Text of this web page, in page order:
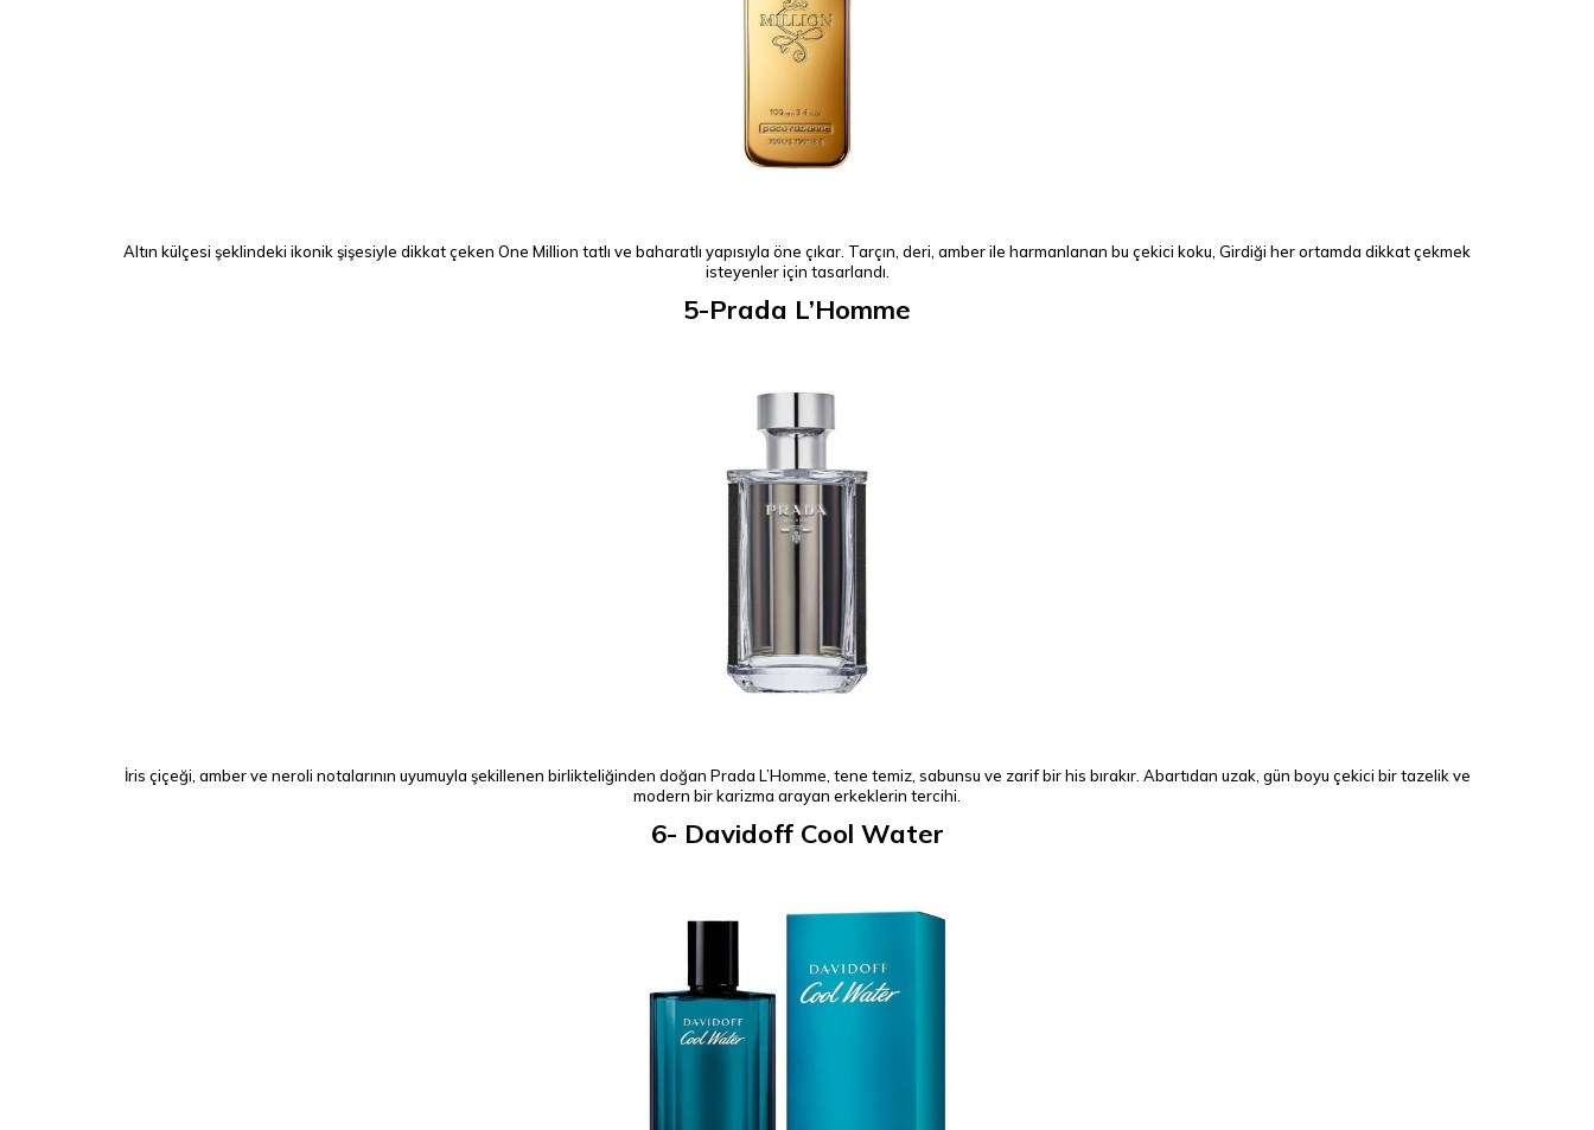
Altın külçesi şeklindeki ikonik şişesiyle dikkat çeken One Million tatlı ve baharatlı yapısıyla öne çıkar. Tarçın, deri, amber ile harmanlanan bu çekici koku, Girdiği her ortamda dikkat çekmek
isteyenler için tasarlandı.
5-Prada L’Homme
İris çiçeği, amber ve neroli notalarının uyumuyla şekillenen birlikteliğinden doğan Prada L’Homme, tene temiz, sabunsu ve zarif bir his bırakır. Abartıdan uzak, gün boyu çekici bir tazelik ve
modern bir karizma arayan erkeklerin tercihi.
6- Davidoff Cool Water